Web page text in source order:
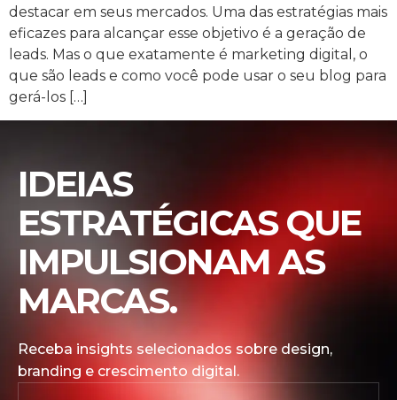
destacar em seus mercados. Uma das estratégias mais
eficazes para alcançar esse objetivo é a geração de
leads. Mas o que exatamente é marketing digital, o
que são leads e como você pode usar o seu blog para
gerá-los […]
IDEIAS
ESTRATÉGICAS QUE
IMPULSIONAM AS
MARCAS.
Receba insights selecionados sobre design,
branding e crescimento digital.